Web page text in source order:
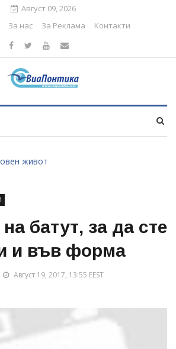
Август 09, 2026
За нас За Реклама Контакти
живот
батут, за да сте
и във форма
Август 19, 2017, 13:55 EEST